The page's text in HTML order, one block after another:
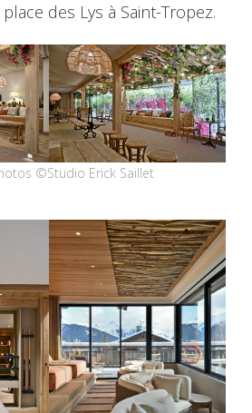
des Lys à Saint-Tropez.
©Studio Erick Saillet